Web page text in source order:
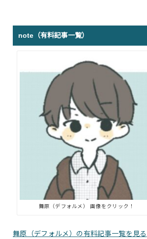
note（有料記事一覧）
舞原（デフォルメ） 画像をクリック！
舞原（デフォルメ）の有料記事一覧を見る